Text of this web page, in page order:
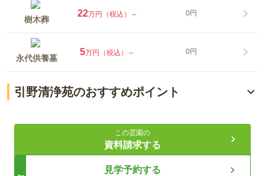
樹木葬
22万円（税込）～ 0円
永代供養墓
5万円（税込）～ 0円
引野清浄苑のおすすめポイント
「備後ハイツ前バス停」下車徒歩約4分
東福山を眺めることができるお墓
宗教不問で利用ができるお墓
この霊園の
資料請求する
見学予約する